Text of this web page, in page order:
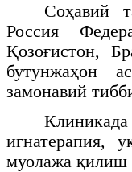
Соҳавий
Россия
Қозоғистон,
бутунжаҳон
замонавий
игнатерапия,
муолажа қилиш